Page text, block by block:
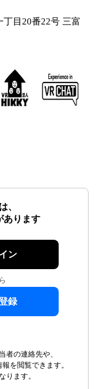
目20番22号 三富
、
あります
ン
録
者の連絡先や、
を閲覧できます。
ります。